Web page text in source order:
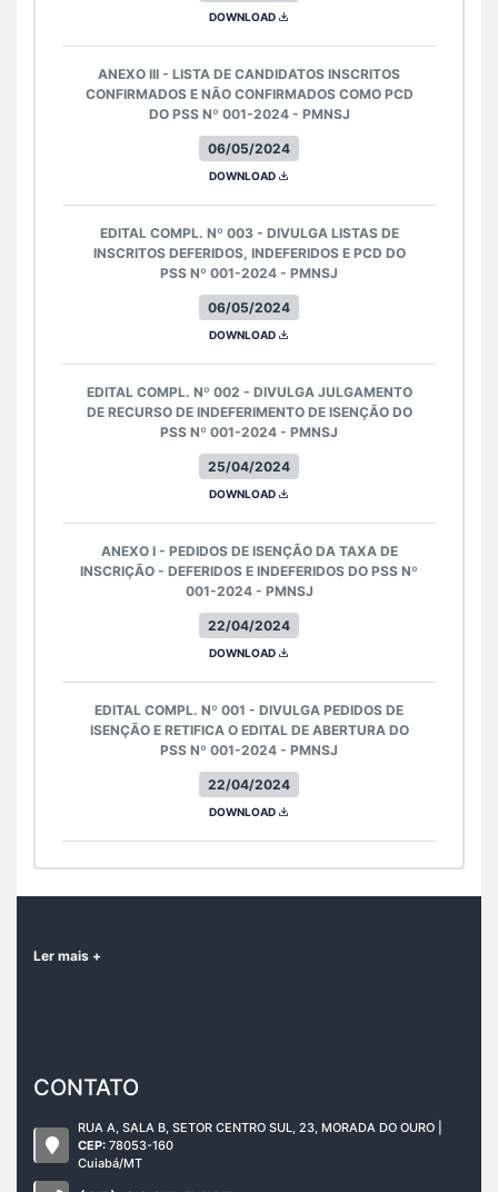
DOWNLOAD
06/05/2024
ANEXO III - LISTA DE CANDIDATOS INSCRITOS
CONFIRMADOS E NÃO CONFIRMADOS COMO PCD
DO PSS Nº 001-2024 - PMNSJ
DOWNLOAD
06/05/2024
EDITAL COMPL. Nº 003 - DIVULGA LISTAS DE
INSCRITOS DEFERIDOS, INDEFERIDOS E PCD DO
PSS Nº 001-2024 - PMNSJ
DOWNLOAD
25/04/2024
EDITAL COMPL. Nº 002 - DIVULGA JULGAMENTO
DE RECURSO DE INDEFERIMENTO DE ISENÇÃO DO
PSS Nº 001-2024 - PMNSJ
DOWNLOAD
22/04/2024
ANEXO I - PEDIDOS DE ISENÇÃO DA TAXA DE
INSCRIÇÃO - DEFERIDOS E INDEFERIDOS DO PSS Nº
001-2024 - PMNSJ
DOWNLOAD
22/04/2024
EDITAL COMPL. Nº 001 - DIVULGA PEDIDOS DE
ISENÇÃO E RETIFICA O EDITAL DE ABERTURA DO
PSS Nº 001-2024 - PMNSJ
DOWNLOAD
Ler mais +
CONTATO
RUA A, SALA B, SETOR CENTRO SUL, 23, MORADA DO OURO |
CEP: 78053-160
Cuiabá/MT